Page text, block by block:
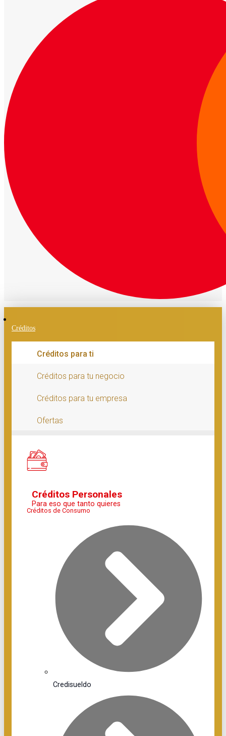
Créditos
Créditos para ti
Créditos para tu negocio
Créditos para tu empresa
Ofertas
Créditos Personales
Para eso que tanto quieres
Créditos de Consumo
Credisueldo